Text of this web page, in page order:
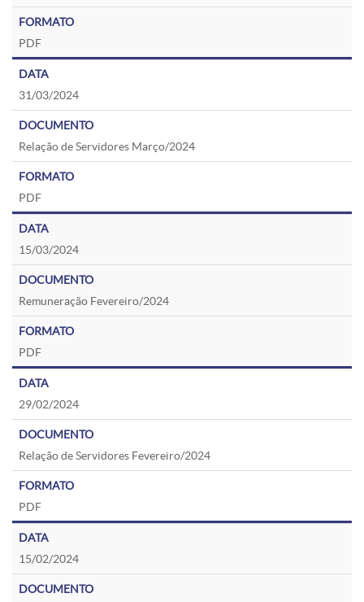
PDF
31/03/2024
Relação de Servidores Março/2024
PDF
15/03/2024
Remuneração Fevereiro/2024
PDF
29/02/2024
Relação de Servidores Fevereiro/2024
PDF
15/02/2024